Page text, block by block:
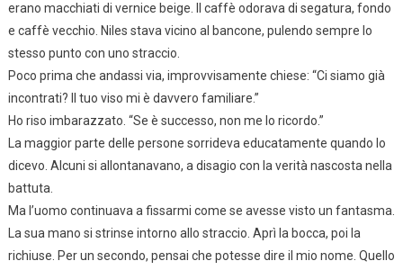
erano macchiati di vernice beige. Il caffè odorava di segatura, fondo
e caffè vecchio. Niles stava vicino al bancone, pulendo sempre lo
stesso punto con uno straccio.
Poco prima che andassi via, improvvisamente chiese: “Ci siamo già
incontrati? Il tuo viso mi è davvero familiare.”
Ho riso imbarazzato. “Se è successo, non me lo ricordo.”
La maggior parte delle persone sorrideva educatamente quando lo
dicevo. Alcuni si allontanavano, a disagio con la verità nascosta nella
battuta.
Ma l’uomo continuava a fissarmi come se avesse visto un fantasma.
La sua mano si strinse intorno allo straccio. Aprì la bocca, poi la
richiuse. Per un secondo, pensai che potesse dire il mio nome. Quello